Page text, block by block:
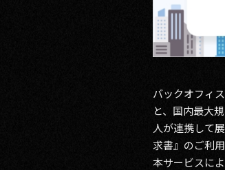
バックオフィ
と、国内最大
人が連携して
求書』のご利
本サービスに